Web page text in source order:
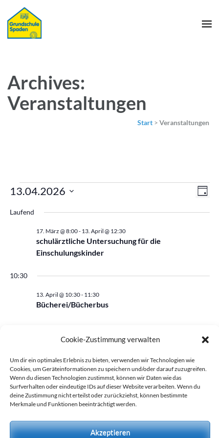
Cookie-Zustimmung verwalten
Um dir ein optimales Erlebnis zu bieten, verwenden wir Technologien wie
Cookies, um Geräteinformationen zu speichern und/oder darauf zuzugreifen.
Wenn du diesen Technologien zustimmst, können wir Daten wie das
Surfverhalten oder eindeutige IDs auf dieser Website verarbeiten. Wenn du
deine Zustimmung nicht erteilst oder zurückziehst, können bestimmte
Merkmale und Funktionen beeinträchtigt werden.
Akzeptieren
Archives:
Veranstaltungen
Start > Veranstaltungen
Veranstaltungen
13.
April,
2026
Tag
13.04.2026
Laufend
schulärztliche Untersuchung für die
Einschulungskinder
17. März @ 8:00- 13. April @ 12:30
10:30
Bücherei/Bücherbus
13. April @ 10:30- 11:30
Kalender abonnieren